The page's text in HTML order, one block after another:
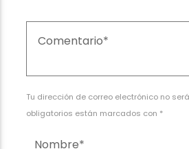
Tu dirección de correo electrónico no
obligatorios están marcados con *